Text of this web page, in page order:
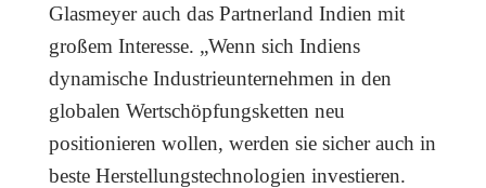
Glasmeyer auch das Partnerland Indien mit
großem Interesse. „Wenn sich Indiens
dynamische Industrieunternehmen in den
globalen Wertschöpfungsketten neu
positionieren wollen, werden sie sicher auch in
beste Herstellungstechnologien investieren.